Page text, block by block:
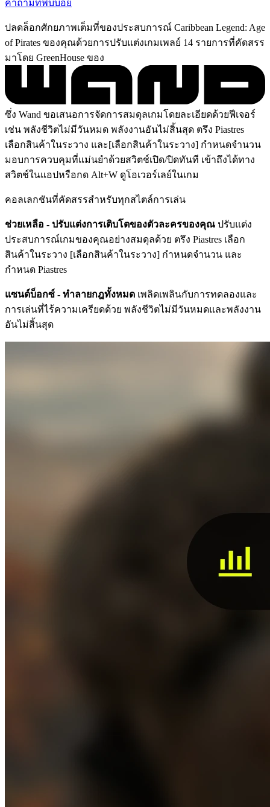
คำถามที่พบบ่อย
ปลดล็อกศักยภาพเต็มที่ของประสบการณ์ Caribbean Legend: Age
of Pirates ของคุณด้วยการปรับแต่งเกมเพลย์ 14 รายการที่คัดสรร
มาโดย GreenHouse ของ
ซึ่ง Wand ขอเสนอการจัดการสมดุลเกมโดยละเอียดด้วยฟีเจอร์
เช่น พลังชีวิตไม่มีวันหมด พลังงานอันไม่สิ้นสุด ตรึง Piastres
เลือกสินค้าในระวาง และ[เลือกสินค้าในระวาง] กำหนดจำนวน
มอบการควบคุมที่แม่นยำด้วยสวิตช์เปิด/ปิดทันที เข้าถึงได้ทาง
สวิตช์ในแอปหรือกด Alt+W ดูโอเวอร์เลย์ในเกม
คอลเลกชันที่คัดสรรสำหรับทุกสไตล์การเล่น
ช่วยเหลือ - ปรับแต่งการเติบโตของตัวละครของคุณ ปรับแต่ง
ประสบการณ์เกมของคุณอย่างสมดุลด้วย ตรึง Piastres เลือก
สินค้าในระวาง [เลือกสินค้าในระวาง] กำหนดจำนวน และ
กำหนด Piastres
แซนด์บ็อกซ์ - ทำลายกฎทั้งหมด เพลิดเพลินกับการทดลองและ
การเล่นที่ไร้ความเครียดด้วย พลังชีวิตไม่มีวันหมดและพลังงาน
อันไม่สิ้นสุด